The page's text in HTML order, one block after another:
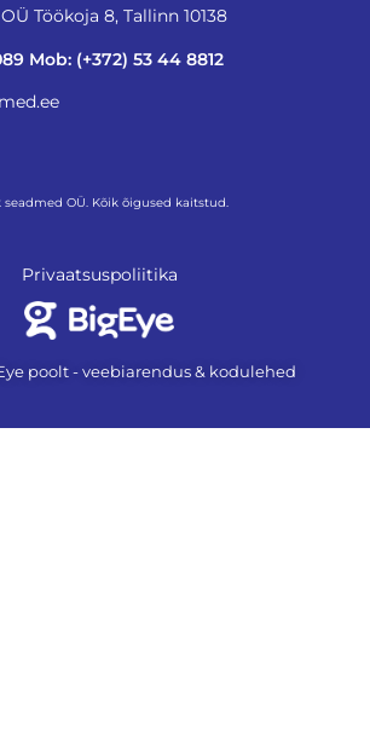
Töökoja 8, Tallinn 10138
Mob: (+372) 53 44 8812
OÜ. Kõik õigused kaitstud.
Privaatsuspoliitika
poolt - veebiarendus & kodulehed